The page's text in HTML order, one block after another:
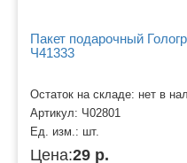
Пакет подарочный
Ч41333
Остаток на складе: нет в
Артикул: Ч02801
Ед. изм.: шт.
Цена:29 р.